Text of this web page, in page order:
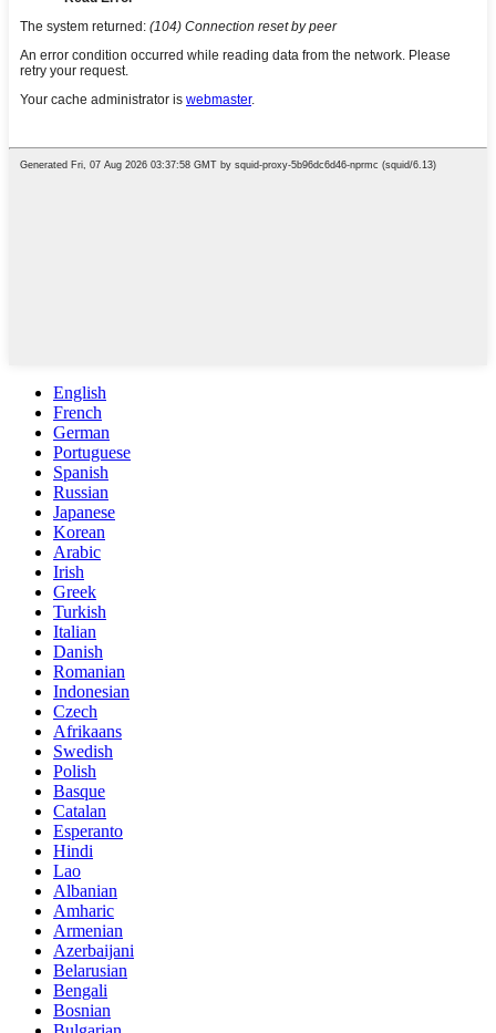
English
French
German
Portuguese
Spanish
Russian
Japanese
Korean
Arabic
Irish
Greek
Turkish
Italian
Danish
Romanian
Indonesian
Czech
Afrikaans
Swedish
Polish
Basque
Catalan
Esperanto
Hindi
Lao
Albanian
Amharic
Armenian
Azerbaijani
Belarusian
Bengali
Bosnian